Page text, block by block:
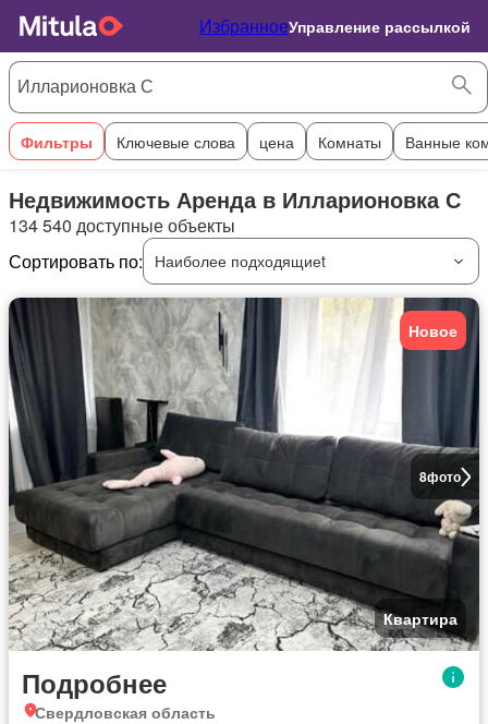
ИзбранноеУправление рассылкой
Фильтры Ключевые слова цена Комнаты Ванные
Недвижимость Аренда в Илларионовка С
134 540 доступные объекты
Сортировать по:
Наиболее подходящиеt
8фото
Новое
Квартира
Подробнее
Свердловская область